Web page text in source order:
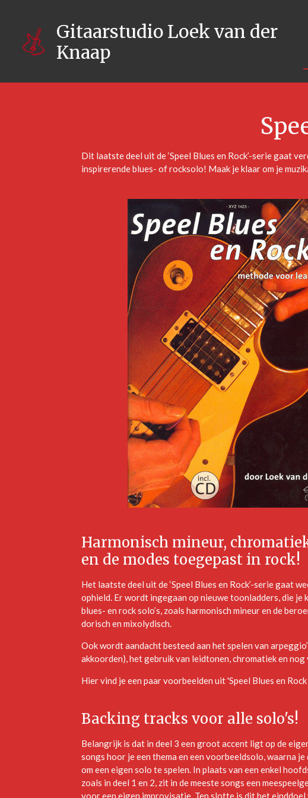
Gitaarstudio Loek van der
Knaap
Dit laatste deel uit de ‘Speel Blues en Rock’-serie gaat
inspirerende blues- of rocksolo! Maak je klaar om je
Harmonisch mineur,
en de modes toegepast in rock!
Het laatste deel uit de ‘Speel Blues en Rock’-serie gaat
ophield. Er wordt ingegaan op nieuwe toonladders, die je
blues- en rock solo’s, zoals harmonisch mineur en de
dorisch en mixolydisch.
Ook wordt aandacht besteed aan het spelen van
akkoorden), het gebruik van leidtonen, chromatiek en nog
Hier vind je een paar voorbeelden uit 'Speel Blues en Rock
Backing tracks voor alle solo's!
Belangrijk is dat in deel 3 een groot accent ligt op de
songs hoor je een thema en een voorbeeldsolo, waarna
om een eigen solo te spelen. In plaats van een enkel
zoals in deel 1 en 2, zit in de meeste songs een
voor een eigen improvisatie. Ten slotte is dit het einddoel